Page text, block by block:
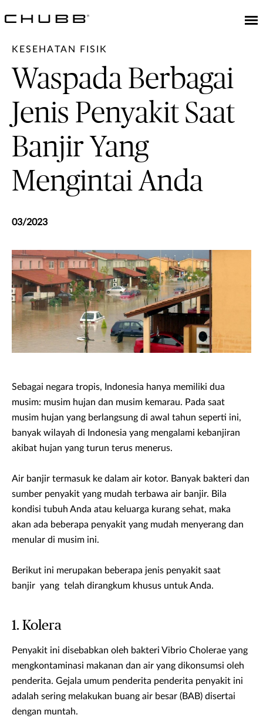
KESEHATAN FISIK
Waspada Berbagai
Jenis Penyakit Saat
Banjir Yang
Mengintai Anda
03/2023
Sebagai negara tropis, Indonesia hanya memiliki dua
musim: musim hujan dan musim kemarau. Pada saat
musim hujan yang berlangsung di awal tahun seperti ini,
banyak wilayah di Indonesia yang mengalami kebanjiran
akibat hujan yang turun terus menerus.
Air banjir termasuk ke dalam air kotor. Banyak bakteri dan
sumber penyakit yang mudah terbawa air banjir. Bila
kondisi tubuh Anda atau keluarga kurang sehat, maka
akan ada beberapa penyakit yang mudah menyerang dan
menular di musim ini.
Berikut ini merupakan beberapa jenis penyakit saat
banjir yang telah dirangkum khusus untuk Anda.
1. Kolera
Penyakit ini disebabkan oleh bakteri Vibrio Cholerae yang
mengkontaminasi makanan dan air yang dikonsumsi oleh
penderita. Gejala umum penderita penderita penyakit ini
adalah sering melakukan buang air besar (BAB) disertai
dengan muntah.